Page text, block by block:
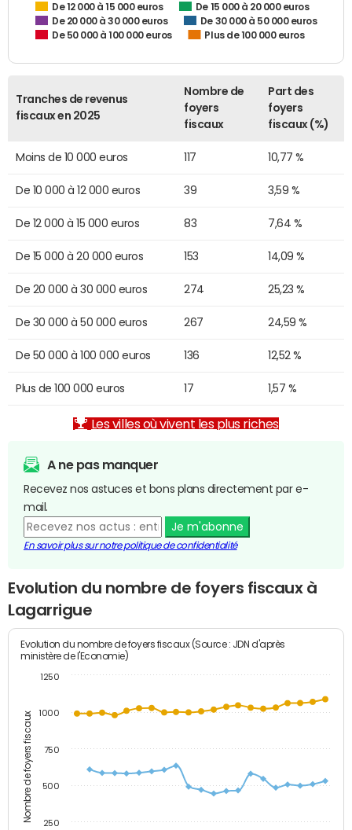
De 12 000 à 15 000 euros
De 15 000 à 20 000 euros
De 20 000 à 30 000 euros
De 30 000 à 50 000 euros
De 50 000 à 100 000 euros
Plus de 100 000 euros
Tranches de revenus
fiscaux en 2025
Nombre de
foyers
fiscaux
Part des
foyers
fiscaux (%)
Moins de 10 000 euros 117 10,77 %
De 10 000 à 12 000 euros 39 3,59 %
De 12 000 à 15 000 euros 83 7,64 %
De 15 000 à 20 000 euros 153 14,09 %
De 20 000 à 30 000 euros 274 25,23 %
De 30 000 à 50 000 euros 267 24,59 %
De 50 000 à 100 000 euros 136 12,52 %
Plus de 100 000 euros 17 1,57 %
Les villes où vivent les plus riches
A ne pas manquer
Recevez nos astuces et bons plans directement par e-
mail.
Je m'abonne
En savoir plus sur notre politique de confidentialité
Evolution du nombre de foyers fiscaux à
Lagarrigue
Nombre de foyers fiscaux
Evolution du nombre de foyers fiscaux (Source : JDN d'après
ministère de l'Economie)
250
500
750
1000
1250